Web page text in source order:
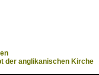
der anglikanischen Kirche